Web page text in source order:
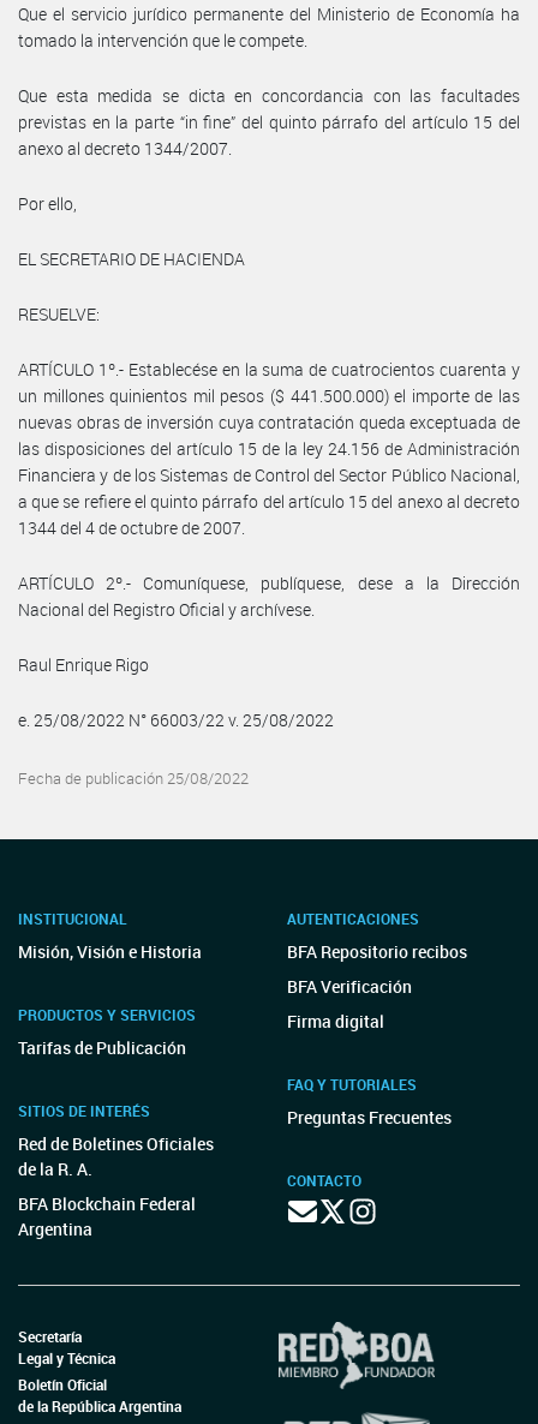
Que el servicio jurídico permanente del Ministerio de Economía ha
tomado la intervención que le compete.
Que esta medida se dicta en concordancia con las facultades
previstas en la parte “in fine” del quinto párrafo del artículo 15 del
anexo al decreto 1344/2007.
Por ello,
EL SECRETARIO DE HACIENDA
RESUELVE:
ARTÍCULO 1º.- Establecése en la suma de cuatrocientos cuarenta y
un millones quinientos mil pesos ($ 441.500.000) el importe de las
nuevas obras de inversión cuya contratación queda exceptuada de
las disposiciones del artículo 15 de la ley 24.156 de Administración
Financiera y de los Sistemas de Control del Sector Público Nacional,
a que se refiere el quinto párrafo del artículo 15 del anexo al decreto
1344 del 4 de octubre de 2007.
ARTÍCULO 2º.- Comuníquese, publíquese, dese a la Dirección
Nacional del Registro Oficial y archívese.
Raul Enrique Rigo
e. 25/08/2022 N° 66003/22 v. 25/08/2022
Fecha de publicación 25/08/2022
INSTITUCIONAL
Misión, Visión e Historia
PRODUCTOS Y SERVICIOS
Tarifas de Publicación
SITIOS DE INTERÉS
Red de Boletines Oficiales
de la R. A.
BFA Blockchain Federal
Argentina
AUTENTICACIONES
BFA Repositorio recibos
BFA Verificación
Firma digital
FAQ Y TUTORIALES
Preguntas Frecuentes
CONTACTO
Secretaría
Legal y Técnica
Boletín Oficial
de la República Argentina